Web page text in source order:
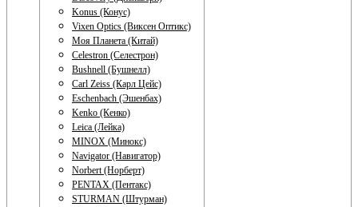
Konus (Конус)
Vixen Optics (Виксен Оптикс)
Моя Планета (Китай)
Celestron (Селестрон)
Bushnell (Бушнелл)
Carl Zeiss (Карл Цейс)
Eschenbach (Эшенбах)
Kenko (Кенко)
Leica (Лейка)
MINOX (Минокс)
Navigator (Навигатор)
Norbert (Норберт)
PENTAX (Пентакс)
STURMAN (Штурман)